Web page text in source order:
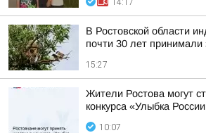
14:17
В Ростовской области
почти 30 лет
15:27
Жители Ростова могут
конкурса «Улыбка России
10:07